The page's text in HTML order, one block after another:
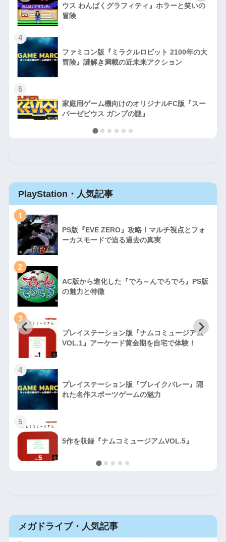
ウス わんぱくグラフィティ』ホラーと笑いの
冒険
4
ファミコン版『ミラクルロピット 2100年の大
冒険』謎解き満載の近未来アクション
5
家庭用ゲーム機向けのオリジナルFC版『スー
パーゼビウス ガンプの謎』
PlayStation・人気記事
1
PS版『EVE ZERO』攻略！マルチ視点とフォ
ーカスモードで迫る過去の真実
2
AC版から進化した『でろ～んでろでろ』PS版
の魅力と特徴
3
プレイステーション版『ナムコミュージアム
VOL.1』アーケード黄金期を自宅で体験！
4
プレイステーション版『ブレイクバレー』隠
れた名作スポーツゲームの魅力
5
5作を収録『ナムコミュージアムVOL.5』
メガドライブ・人気記事